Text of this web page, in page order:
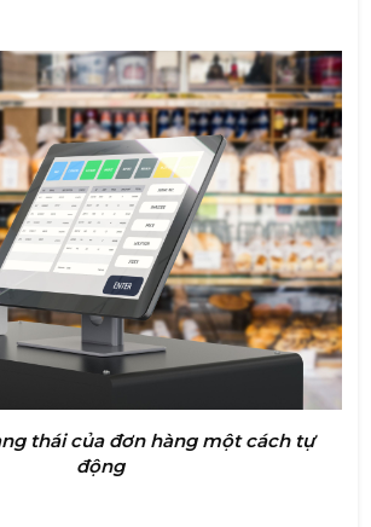
thái của đơn hàng một cách tự
động